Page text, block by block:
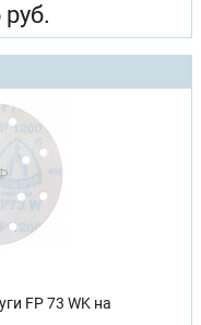
руб.
FP 73 WK на